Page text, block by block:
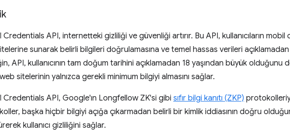
Credentials API, internetteki gizliliği ve güvenliği artırır. Bu API, kullanıcıların
sunarak belirli bilgileri doğrulamasına ve temel hassas verileri açıklamadan
API, kullanıcının tam doğum tarihini açıklamadan 18 yaşından büyük olduğunu
sitelerinin yalnızca gerekli minimum bilgiyi almasını sağlar.
Credentials API, Google'ın Longfellow ZK'si gibi sıfır bilgi kanıtı (ZKP)
başka hiçbir bilgiyi açığa çıkarmadan belirli bir kimlik iddiasının doğru
kullanıcı gizliliğini sağlar.